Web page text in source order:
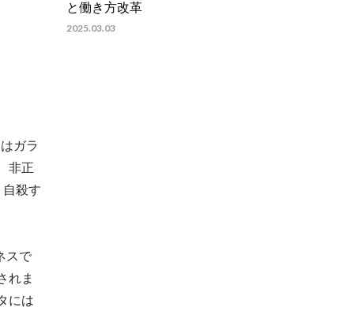
ガラ
非正
殺す
スで
れま
には
と働き方改革
2025.03.03